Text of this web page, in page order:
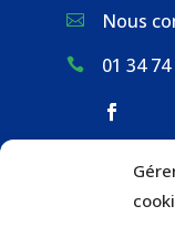
 Nous
 01 34